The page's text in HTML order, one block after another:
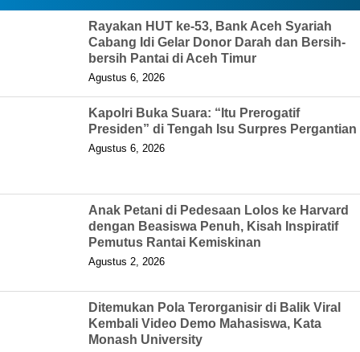
Rayakan HUT ke-53, Bank Aceh Syariah
Cabang Idi Gelar Donor Darah dan Bersih-
bersih Pantai di Aceh Timur
Agustus 6, 2026
Kapolri Buka Suara: “Itu Prerogatif
Presiden” di Tengah Isu Surpres Pergantian
Agustus 6, 2026
Anak Petani di Pedesaan Lolos ke Harvard
dengan Beasiswa Penuh, Kisah Inspiratif
Pemutus Rantai Kemiskinan
Agustus 2, 2026
Ditemukan Pola Terorganisir di Balik Viral
Kembali Video Demo Mahasiswa, Kata
Monash University